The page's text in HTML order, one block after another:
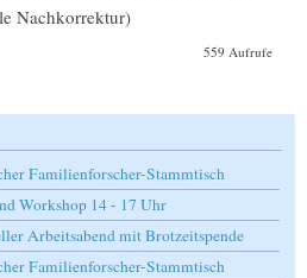
Nachkorrektur)
559 Aufrufe
Familienforscher-Stammtisch
Workshop 14 - 17 Uhr
Arbeitsabend mit Brotzeitspende
Familienforscher-Stammtisch